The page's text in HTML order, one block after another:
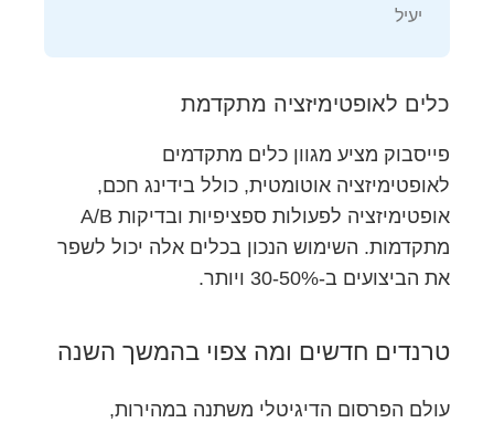
יעיל
כלים לאופטימיזציה מתקדמת
פייסבוק מציע מגוון כלים מתקדמים
לאופטימיזציה אוטומטית, כולל בידינג חכם,
אופטימיזציה לפעולות ספציפיות ובדיקות A/B
מתקדמות. השימוש הנכון בכלים אלה יכול לשפר
את הביצועים ב-30-50% ויותר.
טרנדים חדשים ומה צפוי בהמשך השנה
עולם הפרסום הדיגיטלי משתנה במהירות,